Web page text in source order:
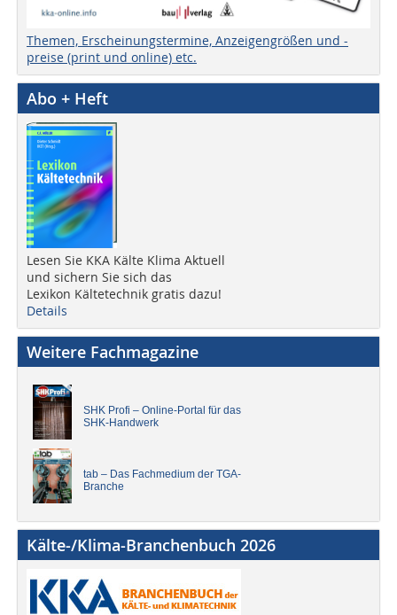
Themen, Erscheinungstermine, Anzeigengrößen und -
preise (print und online) etc.
Abo + Heft
Lesen Sie KKA Kälte Klima Aktuell
und sichern Sie sich das
Lexikon Kältetechnik gratis dazu!
Details
Weitere Fachmagazine
SHK Profi – Online-Portal für das
SHK-Handwerk
tab – Das Fachmedium der TGA-
Branche
Kälte-/Klima-Branchenbuch 2026